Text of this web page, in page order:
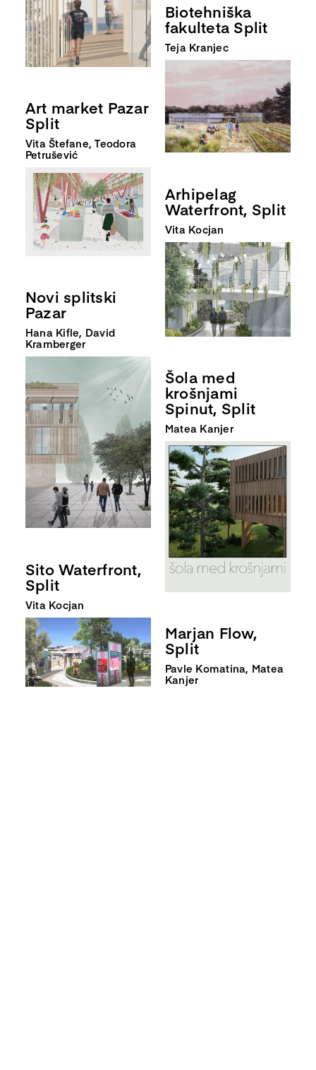
Art market Pazar
Split
Vita Štefane, Teodora
Petrušević
Novi splitski
Pazar
Hana Kifle, David
Kramberger
Sito Waterfront,
Split
Vita Kocjan
Biotehniška
fakulteta Split
Teja Kranjec
Arhipelag
Waterfront, Split
Vita Kocjan
Šola med
krošnjami
Spinut, Split
Matea Kanjer
Marjan Flow,
Split
Pavle Komatina, Matea
Kanjer